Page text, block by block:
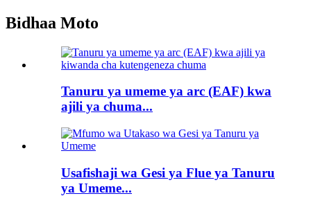
Bidhaa Moto
Tanuru ya umeme ya arc (EAF) kwa
ajili ya chuma...
Usafishaji wa Gesi ya Flue ya Tanuru
ya Umeme...